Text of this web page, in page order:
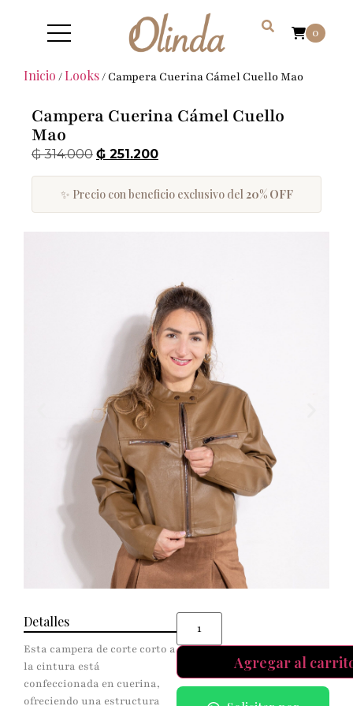
0
Inicio / Looks/ Campera Cuerina Cámel Cuello Mao
Campera Cuerina Cámel Cuello
Mao
₲314.000 ₲ 251.200
✨ Precio con beneficio exclusivo del20% OFF
Detalles
Esta campera de corte corto a
la cintura está
confeccionada en cuerina,
ofreciendo una estructura
Agregar al